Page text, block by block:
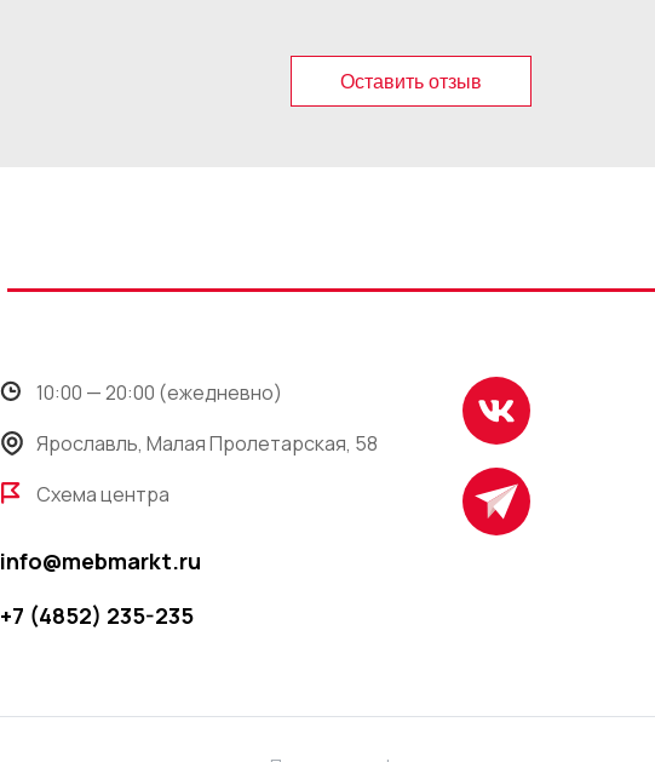
Оставить отзыв
10:00 — 20:00 (ежедневно)
Ярославль, Малая Пролетарская, 58
Схема центра
info@mebmarkt.ru
+7 (4852) 235-235